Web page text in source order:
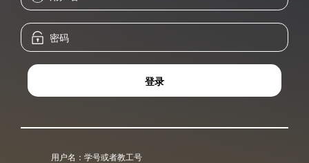
登录
用户名：学号或者教工号